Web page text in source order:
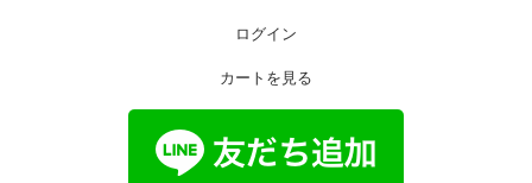
ログイン
カートを見る